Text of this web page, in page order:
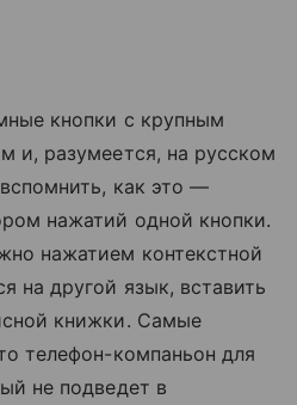
кнопки с крупным
и, разумеется, на русском
как это —
нажатий одной кнопки.
нажатием контекстной
на другой язык, вставить
книжки. Самые
телефон-компаньон для
не подведет в